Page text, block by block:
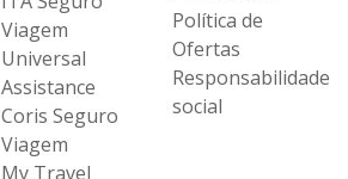
Viagem
Universal
Assistance
Coris Seguro
Viagem
My Travel
Política de
Ofertas
Responsabilidade
social